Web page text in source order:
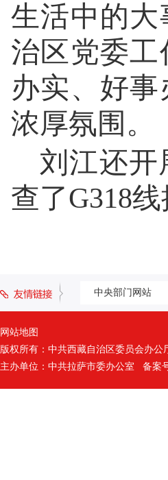
生活中的
治区党委
办实、好
浓厚氛围。
刘江还开
查了G318
中央部门网站
网站地图
版权所有：中共西藏自治区委员会办公
主办单位：中共拉萨市委办公室 备案